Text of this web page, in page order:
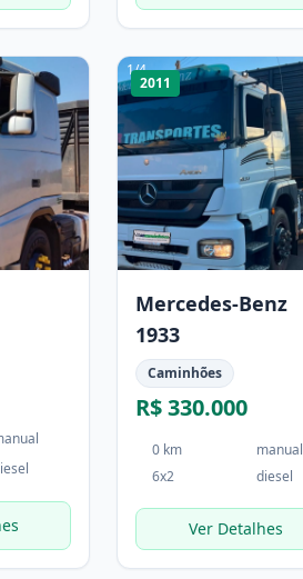
1/4
2011
Mercedes-Benz
1933
Caminhões
R$ 330.000
0 km
manual
6x2
diesel
Ver Detalhes